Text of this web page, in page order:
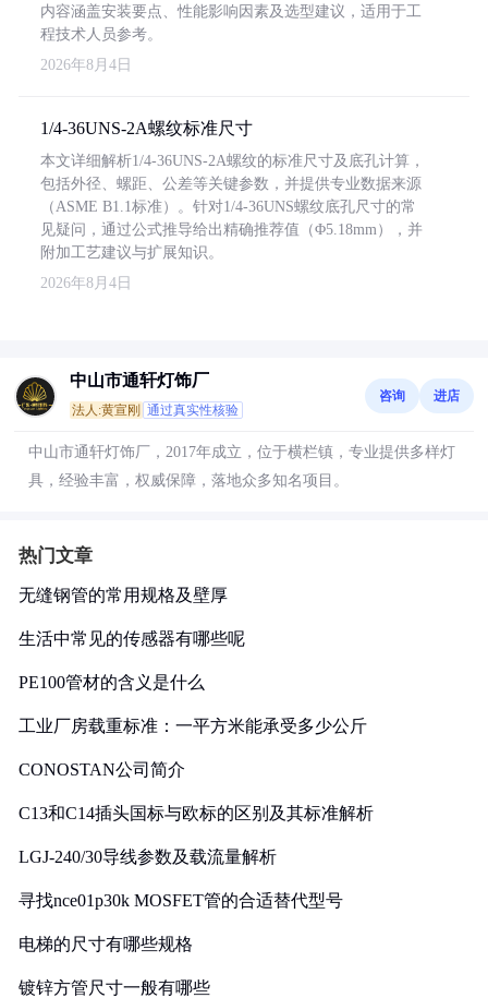
内容涵盖安装要点、性能影响因素及选型建议，适用于工
程技术人员参考。
2026年8月4日
1/4-36UNS-2A螺纹标准尺寸
本文详细解析1/4-36UNS-2A螺纹的标准尺寸及底孔计算，
包括外径、螺距、公差等关键参数，并提供专业数据来源
（ASME B1.1标准）。针对1/4-36UNS螺纹底孔尺寸的常
见疑问，通过公式推导给出精确推荐值（Φ5.18mm），并
附加工艺建议与扩展知识。
2026年8月4日
中山市通轩灯饰厂
法人:黄宣刚 通过真实性核验
咨询 进店
中山市通轩灯饰厂，2017年成立，位于横栏镇，专业提供多样灯
具，经验丰富，权威保障，落地众多知名项目。
热门文章
无缝钢管的常用规格及壁厚
生活中常见的传感器有哪些呢
PE100管材的含义是什么
工业厂房载重标准：一平方米能承受多少公斤
CONOSTAN公司简介
C13和C14插头国标与欧标的区别及其标准解析
LGJ-240/30导线参数及载流量解析
寻找nce01p30k MOSFET管的合适替代型号
电梯的尺寸有哪些规格
镀锌方管尺寸一般有哪些